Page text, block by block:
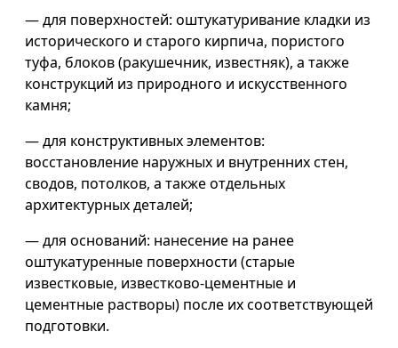
— для поверхностей: оштукатуривание кладки из
исторического и старого кирпича, пористого
туфа, блоков (ракушечник, известняк), а также
конструкций из природного и искусственного
камня;
— для конструктивных элементов:
восстановление наружных и внутренних стен,
сводов, потолков, а также отдельных
архитектурных деталей;
— для оснований: нанесение на ранее
оштукатуренные поверхности (старые
известковые, известково-цементные и
цементные растворы) после их соответствующей
подготовки.